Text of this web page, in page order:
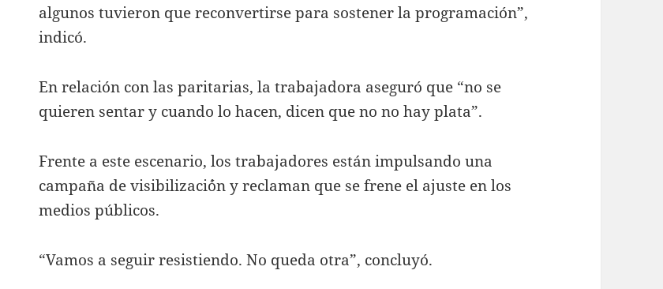
algunos tuvieron que reconvertirse para sostener la programación”,
indicó.
En relación con las paritarias, la trabajadora aseguró que “no se
quieren sentar y cuando lo hacen, dicen que no no hay plata”.
Frente a este escenario, los trabajadores están impulsando una
campaña de visibilizaci´ón y reclaman que se frene el ajuste en los
medios públicos.
“Vamos a seguir resistiendo. No queda otra”, concluyó.